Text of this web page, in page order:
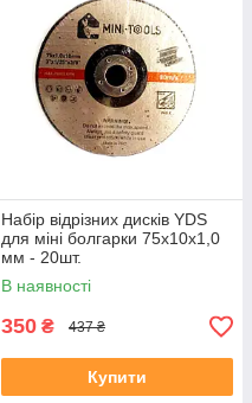
Набір відрізних дисків YDS
для міні болгарки 75х10х1,0
мм - 20шт.
В наявності
350 ₴ 437 ₴
Купити